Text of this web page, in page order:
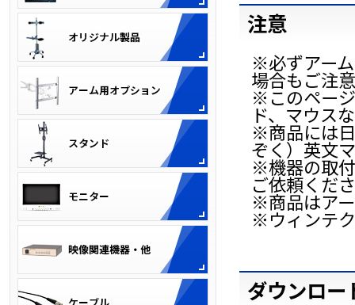
注意
※必ずアー
場合もご注
※このペー
ド、マウス
※商品には
ぞく）英文
※機器の取
ご依頼くだ
※商品はア
※ウィンテ
ダウンロー